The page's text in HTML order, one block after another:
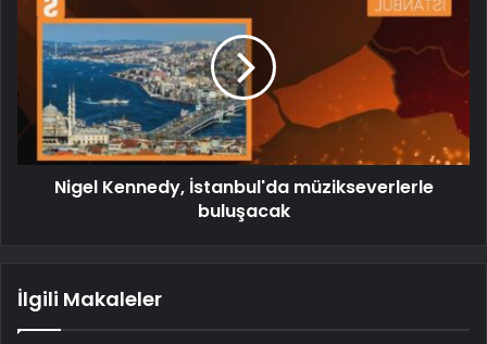
Nigel Kennedy, İstanbul'da müzikseverlerle
buluşacak
İlgili Makaleler